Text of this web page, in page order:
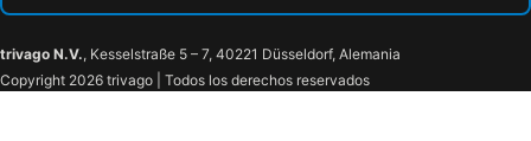
trivago N.V., Kesselstraße 5 – 7, 40221 Düsseldorf, Alemania
Copyright 2026 trivago | Todos los derechos reservados